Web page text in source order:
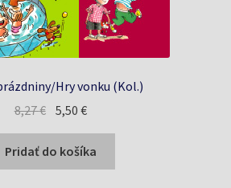
Hry vonku (Kol.)
8,27€ Pôvodná
cena
bola:
8,27 €.
5,50€Aktuálna
cena
je:
5,50 €.
Pridať do košíka